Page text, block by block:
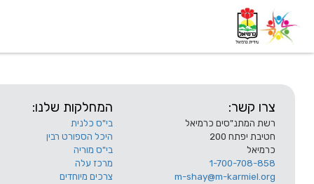
צרו קשר:
רשת המתנ"סים כרמיאל
חטיבת יפתח 200
כרמיאל
1-700-708-858
m-shay@m-karmiel.org
המחלקות שלנו:
בי"ס כלנית
היכל הספורט רבין
בי"ס מוריה
מרכז עלה
צרכים מיוחדים